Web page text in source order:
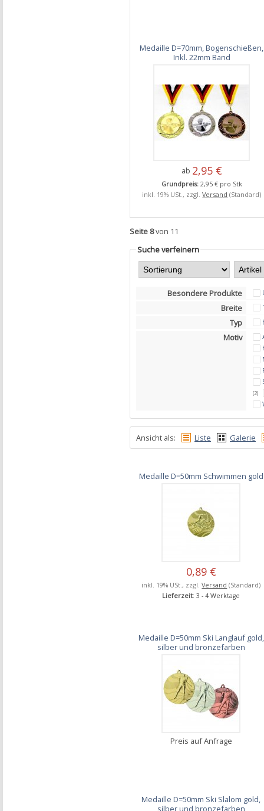
Medaille D=70mm, Bogenschießen,
Inkl. 22mm Band
ab 2,95 €
Grundpreis:2,95 € pro Stk
inkl. 19% USt., zzgl.Versand (Standard)
Seite 8von 11
Suche verfeinern
Besondere Produkte
Breite
Typ
Motiv
(2)
Ansicht als: Liste Galerie
Medaille D=50mm Schwimmen gold
0,89 €
inkl. 19% USt., zzgl.Versand (Standard)
Lieferzeit: 3 - 4 Werktage
Medaille D=50mm Ski Langlauf gold,
silber und bronzefarben
Preis auf Anfrage
Medaille D=50mm Ski Slalom gold,
silber und bronzefarben